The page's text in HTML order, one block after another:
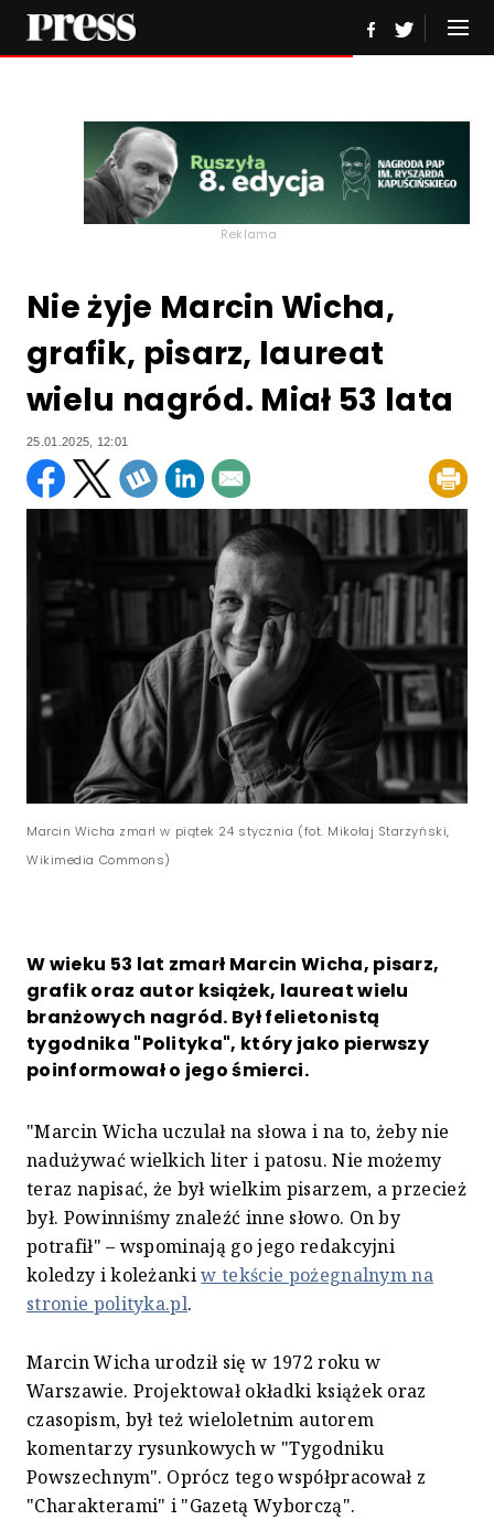
Reklama
Nie żyje Marcin Wicha,
grafik, pisarz, laureat
wielu nagród. Miał 53 lata
25.01.2025, 12:01
Marcin Wicha zmarł w piątek 24 stycznia (fot. Mikołaj Starzyński,
Wikimedia Commons)
W wieku 53 lat zmarł Marcin Wicha, pisarz,
grafik oraz autor książek, laureat wielu
branżowych nagród. Był felietonistą
tygodnika "Polityka", który jako pierwszy
poinformował o jego śmierci.
"Marcin Wicha uczulał na słowa i na to, żeby nie
nadużywać wielkich liter i patosu. Nie możemy
teraz napisać, że był wielkim pisarzem, a przecież
był. Powinniśmy znaleźć inne słowo. On by
potrafił" – wspominają go jego redakcyjni
koledzy i koleżankiw tekście pożegnalnym na
stronie polityka.pl.
Marcin Wicha urodził się w 1972 roku w
Warszawie. Projektował okładki książek oraz
czasopism, był też wieloletnim autorem
komentarzy rysunkowych w "Tygodniku
Powszechnym". Oprócz tego współpracował z
"Charakterami" i "Gazetą Wyborczą".